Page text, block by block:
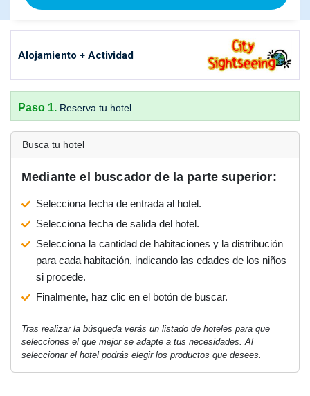
Alojamiento + Actividad
Paso 1. Reserva tu hotel
Busca tu hotel
Mediante el buscador de la parte superior:
Selecciona fecha de entrada al hotel.
Selecciona fecha de salida del hotel.
Selecciona la cantidad de habitaciones y la distribución
para cada habitación, indicando las edades de los niños
si procede.
Finalmente, haz clic en el botón de buscar.
Tras realizar la búsqueda verás un listado de hoteles para que
selecciones el que mejor se adapte a tus necesidades. Al
seleccionar el hotel podrás elegir los productos que desees.